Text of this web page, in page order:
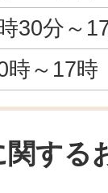
30分～
時～17時
関する